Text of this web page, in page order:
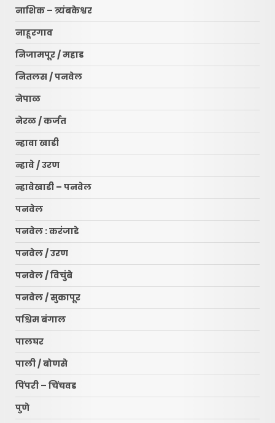
नाशिक – त्र्यंबकेश्वर
नाहूरगाव
निजामपूर / महाड
नितलस / पनवेल
नेपाळ
नेरळ / कर्जत
न्हावा खाडी
न्हावे / उरण
न्हावेखाडी – पनवेल
पनवेल
पनवेल : करंजाडे
पनवेल / उरण
पनवेल / विचुंबे
पनवेल / सुकापूर
पश्चिम बंगाल
पालघर
पाली / बोणसे
पिंपरी – चिंचवड
पुणे